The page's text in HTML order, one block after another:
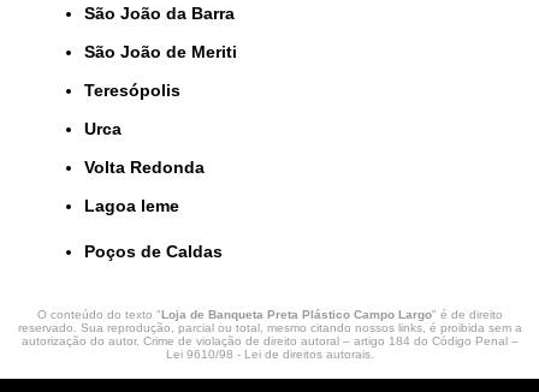
São João da Barra
São João de Meriti
Teresópolis
Urca
Volta Redonda
lagoa leme
Poços de Caldas
O conteúdo do texto "Loja de Banqueta Preta Plástico Campo Largo" é de direito
reservado. Sua reprodução, parcial ou total, mesmo citando nossos links, é proibida sem a
autorização do autor. Crime de violação de direito autoral – artigo 184 do Código Penal –
Lei 9610/98 - Lei de direitos autorais.